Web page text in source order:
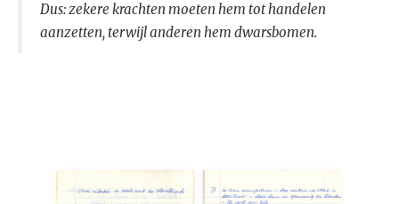
Dus: zekere krachten moeten hem tot handelen
aanzetten, terwijl anderen hem dwarsbomen.